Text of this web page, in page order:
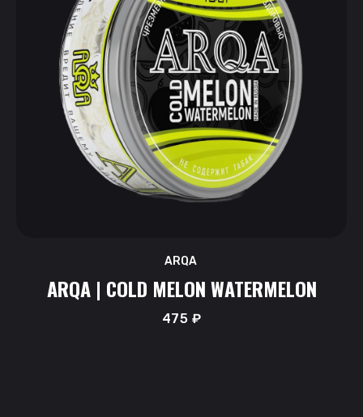
ARQA
ARQA | COLD MELON WATERMELON
475 ₽